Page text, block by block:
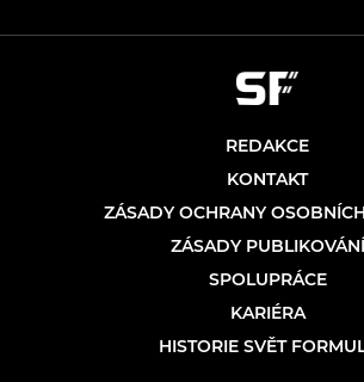
REDAKCE
KONTAKT
ZÁSADY OCHRANY
ZÁSADY PUBLIKOVÁNÍ
SPOLUPRÁCE
KARIÉRA
HISTORIE SVĚT